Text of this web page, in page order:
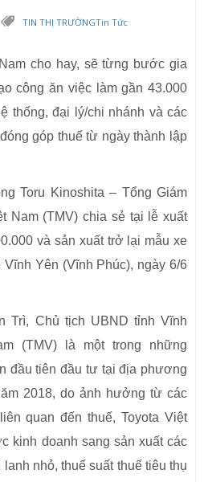
TIN THỊ TRƯỜNGTin Tức
cho hay, sẽ từng bước gia
công ăn việc làm gần 43.000
thống, đại lý/chi nhánh và các
góp thuế từ ngày thành lập
Toru Kinoshita – Tổng Giám
Nam (TMV) chia sẻ tại lễ xuất
và sản xuất trở lại mẫu xe
Vĩnh Yên (Vĩnh Phúc), ngày 6/6
Trì, Chủ tịch UBND tỉnh Vĩnh
(TMV) là một trong những
đầu tiên đầu tư tại địa phương
2018, do ảnh hưởng từ các
quan đến thuế, Toyota Việt
kinh doanh sang sản xuất các
nhỏ, thuế suất thuế tiêu thụ